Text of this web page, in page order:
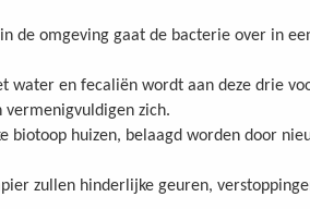
de omgeving gaat de bacterie over in
water en fecaliën wordt aan deze drie
vermenigvuldigen zich.
biotoop huizen, belaagd worden door
zullen hinderlijke geuren,